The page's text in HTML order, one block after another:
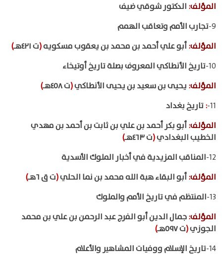
المؤلف: الدكتور شوقي ضيف
9- تجارب الأمم وتعاقب الهمم
المؤلف:أبو علي أحمد بن محمد بن يعقوب مسكويه(ت ٤٢١هـ
)
10- تاريخ الأنطاکي المعروف بصلة تاريخ أوتيخاء
المؤلف: يحيى بن سعيد بن يحيى الأنطاكي(ت ٤٥٨هـ
)
11-
:تاريخ بغداد
المؤلف:أبو بكر أحمد بن علي بن ثابت بن أحمد بن مهدي
الخطيب البغدادي(ت ٤٦٣هـ
)
12- المناقب المزيدية في أخبار الملوك الأسدية
المؤلف:أبو البقاء هبة الله محمد بن نما الحلي(ت ق ٦هـ
)
13- المنتظم في تاريخ الأمم والملوك
المؤلف:جمال الدين أبو الفرج عبد الرحمن بن علي بن محمد
الجوزي(ت ٥٩٧هـ
)
14- تاريخ الإسلام ووفيات المشاهير والأعلام